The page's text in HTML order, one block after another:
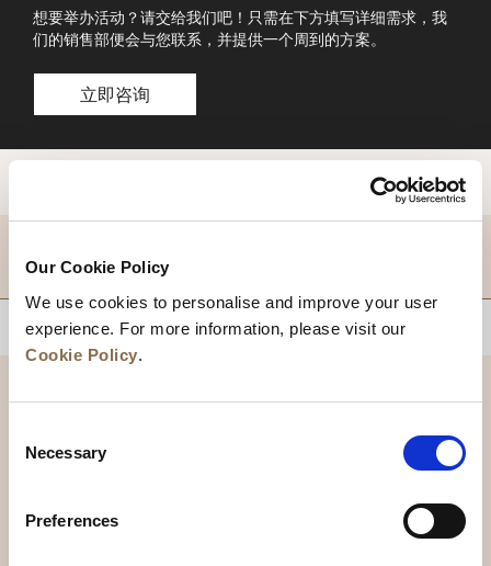
Our Cookie Policy
We use cookies to personalise and improve your user
experience. For more information, please visit our
Cookie Policy.
Selection
Necessary
Preferences
想要举办活动？请交给我们吧！只需在下方填写详细需求，我
们的销售部便会与您联系，并提供一个周到的方案。
立即咨询
目的地